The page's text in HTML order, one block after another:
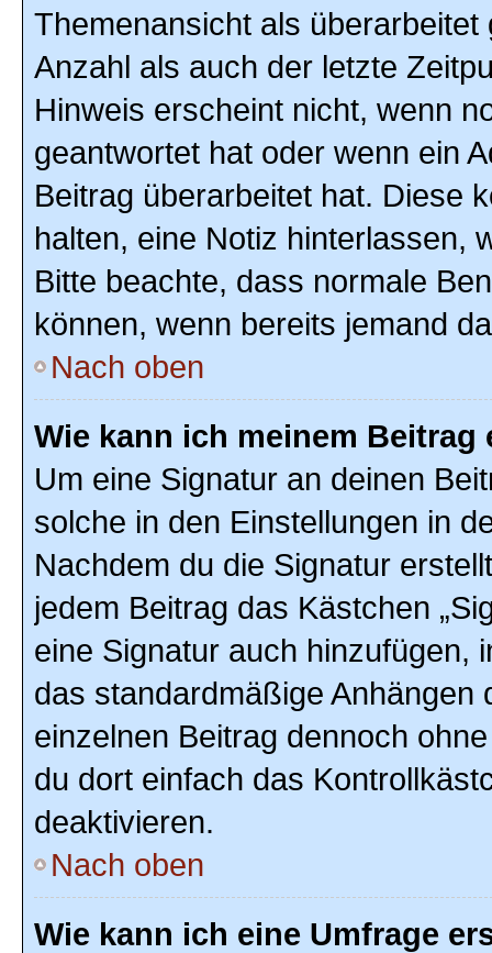
Themenansicht als
Anzahl als auch der letzte
Hinweis erscheint nicht, wenn
geantwortet hat oder wenn ein
Beitrag überarbeitet hat. Diese
halten, eine Notiz hinterlassen,
Bitte beachte, dass normale
können, wenn bereits jemand
Nach oben
Wie kann ich meinem
Um eine Signatur an deinen
solche in den Einstellungen in
Nachdem du die Signatur
jedem Beitrag das Kästchen
eine Signatur auch hinzufügen,
das standardmäßige Anhängen
einzelnen Beitrag dennoch
du dort einfach das
deaktivieren.
Nach oben
Wie kann ich eine Umfrage